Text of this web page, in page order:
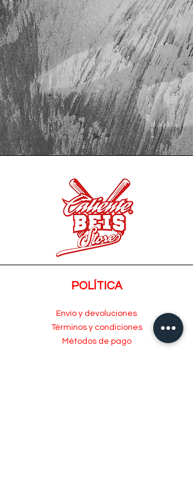
POLÍTICA
Envío y devoluciones
Términos y condiciones
Métodos de pago